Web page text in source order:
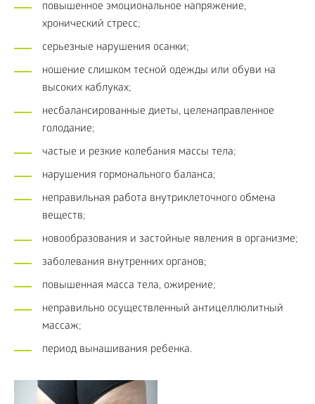
повышенное эмоциональное напряжение,
хронический стресс;
серьезные нарушения осанки;
ношение слишком тесной одежды или обуви на
высоких каблуках;
несбалансированные диеты, целенаправленное
голодание;
частые и резкие колебания массы тела;
нарушения гормонального баланса;
неправильная работа внутриклеточного обмена
веществ;
новообразования и застойные явления в организме;
заболевания внутренних органов;
повышенная масса тела, ожирение;
неправильно осуществленный антицеллюлитный
массаж;
период вынашивания ребенка.